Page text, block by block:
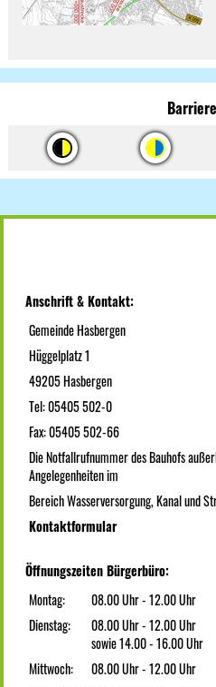
Anschrift & Kontakt:
Gemeinde Hasbergen
Hüggelplatz 1
49205 Hasbergen
Tel: 05405 502-0
Fax: 05405 502-66
Die Notfallrufnummer des Bauhofs
Angelegenheiten im
Bereich Wasserversorgung, Kanal und
Kontaktformular
Öffnungszeiten Bürgerbüro:
Montag:
08.00 Uhr - 12.00 Uhr
Dienstag:
08.00 Uhr - 12.00 Uhr
sowie 14.00 - 16.00 Uhr
Mittwoch:
08.00 Uhr - 12.00 Uhr